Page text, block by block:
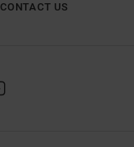
CONTACT US